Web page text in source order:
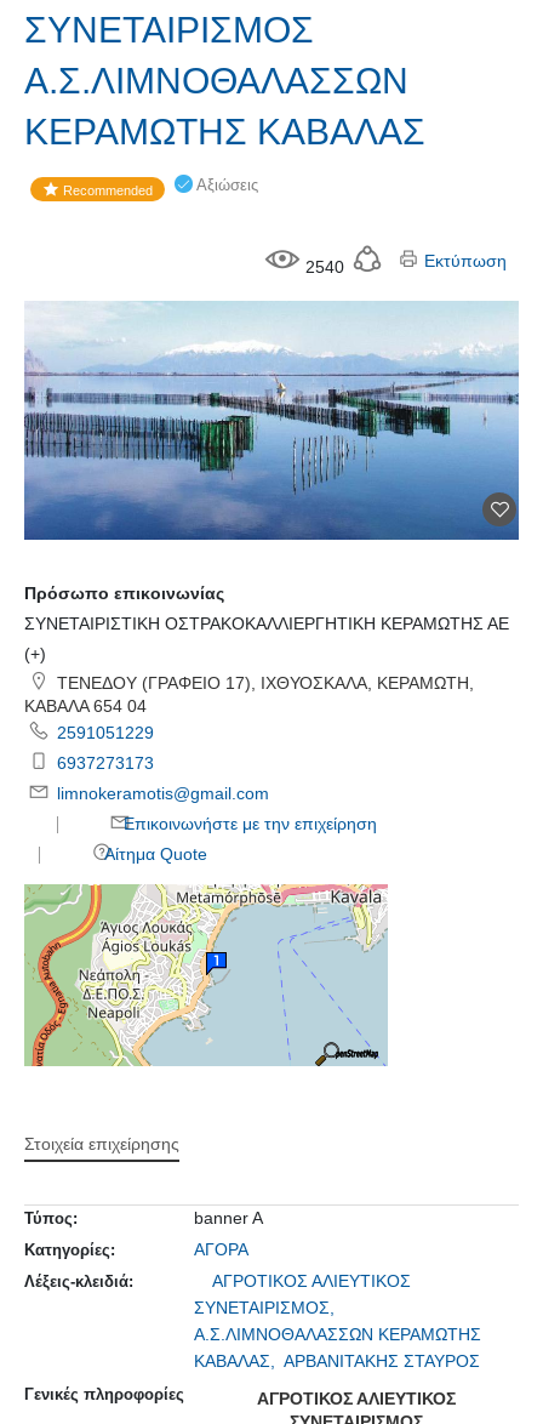
ΣΥΝΕΤΑΙΡΙΣΜΟΣ
Α.Σ.ΛΙΜΝΟΘΑΛΑΣΣΩΝ
ΚΕΡΑΜΩΤΗΣ ΚΑΒΑΛΑΣ
Recommended Αξιώσεις
2540 Εκτύπωση
Πρόσωπο επικοινωνίας
ΣΥΝΕΤΑΙΡΙΣΤΙΚΗ ΟΣΤΡΑΚΟΚΑΛΛΙΕΡΓΗΤΙΚΗ ΚΕΡΑΜΩΤΗΣ ΑΕ
(+)
ΤΕΝΕΔΟΥ (ΓΡΑΦΕΙΟ 17), ΙΧΘΥΟΣΚΑΛΑ, ΚΕΡΑΜΩΤΗ,
ΚΑΒΑΛΑ 654 04
2591051229
6937273173
limnokeramotis@gmail.com
Επικοινωνήστε με την επιχείρηση
Αίτημα Quote
Στοιχεία επιχείρησης
Τύπος: banner A
Κατηγορίες: ΑΓΟΡΑ
Λέξεις-κλειδιά:
ΑΓΡΟΤΙΚΟΣ ΑΛΙΕΥΤΙΚΟΣ
ΣΥΝΕΤΑΙΡΙΣΜΟΣ,
Α.Σ.ΛΙΜΝΟΘΑΛΑΣΣΩΝ ΚΕΡΑΜΩΤΗΣ
ΚΑΒΑΛΑΣ,
ΑΡΒΑΝΙΤΑΚΗΣ ΣΤΑΥΡΟΣ
Γενικές πληροφορίες
ΑΓΡΟΤΙΚΟΣ ΑΛΙΕΥΤΙΚΟΣ